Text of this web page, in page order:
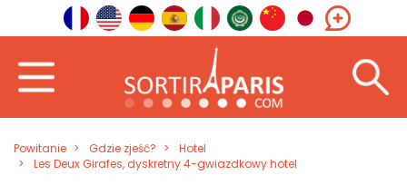
Powitanie Gdzie zjeść?
Hotel
Les Deux Girafes, dyskretny 4-gwiazdkowy hotel